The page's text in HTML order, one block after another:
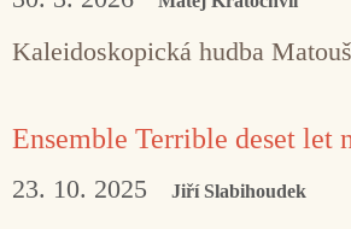
Kaleidoskopická hudba
Ensemble Terrible deset let
23. 10. 2025 Jiří Slabihoudek